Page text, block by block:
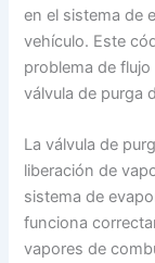
en el sistema de
vehículo. Este
problema de
válvula de purga
La válvula de
liberación de
sistema de
funciona
vapores de